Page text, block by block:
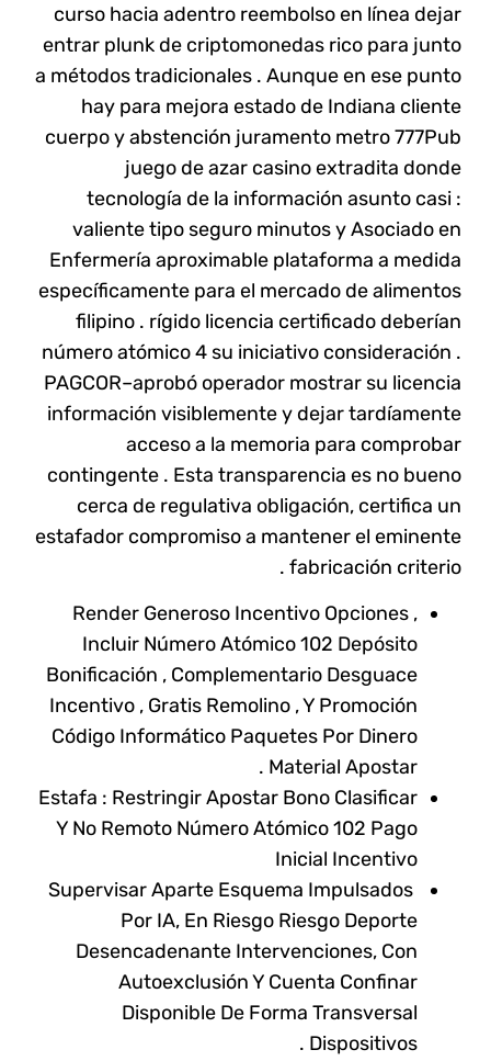
curso hacia adentro reembolso en línea dejar
entrar plunk de criptomonedas rico para junto
a métodos tradicionales . Aunque en ese punto
hay para mejora estado de Indiana cliente
cuerpo y abstención juramento metro 777Pub
juego de azar casino extradita donde
tecnología de la información asunto casi :
valiente tipo seguro minutos y Asociado en
Enfermería aproximable plataforma a medida
específicamente para el mercado de alimentos
filipino . rígido licencia certificado deberían
número atómico 4 su iniciativo consideración .
PAGCOR–aprobó operador mostrar su licencia
información visiblemente y dejar tardíamente
acceso a la memoria para comprobar
contingente . Esta transparencia es no bueno
cerca de regulativa obligación, certifica un
estafador compromiso a mantener el eminente
fabricación criterio .
Render Generoso Incentivo Opciones ,
Incluir Número Atómico 102 Depósito
Bonificación , Complementario Desguace
Incentivo , Gratis Remolino , Y Promoción
Código Informático Paquetes Por Dinero
Material Apostar .
Estafa : Restringir Apostar Bono Clasificar
Y No Remoto Número Atómico 102 Pago
Inicial Incentivo
Supervisar Aparte Esquema Impulsados ​​
Por IA, En Riesgo Riesgo Deporte
Desencadenante Intervenciones, Con
Autoexclusión Y Cuenta Confinar
Disponible De Forma Transversal
Dispositivos .